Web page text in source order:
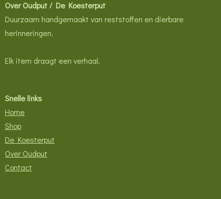
Over Oudput / De Koesterput
Duurzaam handgemaakt van reststoffen en dierbare
herinneringen.
Elk item draagt een verhaal.
Snelle links
Home
Shop
De Koesterput
Over Oudput
Contact